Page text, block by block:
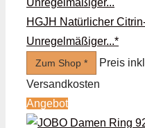
HGJH Natürlicher
Unregelmäßiger...*
Zum Shop *
Preis
Versandkosten
Angebot